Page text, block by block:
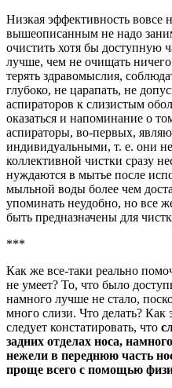
Низкая эффективность вовсе
вышеописанным не надо
очистить хотя бы доступную
лучше, чем не очищать
терять здравомыслия,
глубоко, не царапать, не
аспираторов к слизистым
оказаться и напоминание о
аспираторы, во-первых,
индивидуальными, т. е. они
коллективной чистки сразу
нуждаются в мытье после
мыльной воды более чем
упоминать неудобно, но все
быть предназначены для
***
Как же все-таки реально
не умеет? То, что было
намного лучше не стало,
много слизи. Что делать? Как
следует констатировать, что
задних отделах носа,
нежели в переднюю часть
проще всего с помощью